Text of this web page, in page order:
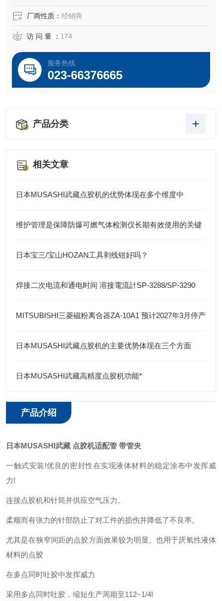
厂商性质： 经销商
访 问 量 ： 174
服务热线
023-66376665
产品分类
相关文章
日本MUSASHI武藏点胶机的优势体现在多个维度中
维护管理是保障防爆可燃气体检测仪长期有效使用的关键
日本宝三/宝山HOZAN工具剥线钳好吗？
焊接二次电流和通电时间 溶接電流計SP-3288/SP-3290
MITSUBISHI三菱磁粉离合器ZA-10A1 预计2027年3月停产
日本MUSASHI武藏点胶机的主要优势体现在三个方面
日本MUSASHI武藏高精度点胶机功能*
产品介绍
日本MUSASHI武藏 点胶机适配管 带管夹
一触式安装!优良的密封性在实现液体材料的稳定涂布中发挥威
力!
连接点胶机和针筒并供应空气压力。
柔顺而有张力的针部防止了对工件的损伤并降低了不良率。
尤其是在狭窄间距的点胶方面效果较为明显。也用于厌氧性液体
材料的点胶
在多点同时吐胶中发挥威力
采用多点同时吐胶，缩短生产周期至112~1/4!